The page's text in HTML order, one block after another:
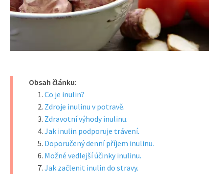
Obsah článku:
Co je inulin?
Zdroje inulinu v potravě.
Zdravotní výhody inulinu.
Jak inulin podporuje trávení.
Doporučený denní příjem inulinu.
Možné vedlejší účinky inulinu.
Jak začlenit inulin do stravy.